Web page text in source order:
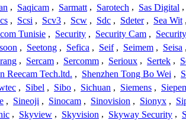
, Saqicam , Sarmatt , Sarotech , Sas Digital ,
, Scsi , Scv3 , Scw , Sdc , Sdeter , Sea Wit ,
Tunisie , Security , Security Cam ,
, Seetong , Sefica , Seif , Seimem , Seisa ,
, Sercam , Sercomm , Serioux , Sertek ,
Reecam Tech.ltd. , Shenzhen Tong Bo Wei ,
, Sibel , Sibo , Sichuan , Siemens ,
, Sineoji , Sinocam , Sinovision , Sionyx ,
, Skyview , Skyvision , Skyway Security ,